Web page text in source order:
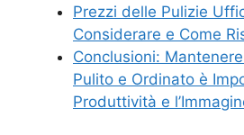
Prezzi delle Pulizie
Considerare e Come
Conclusioni:
Pulito e Ordinato è
Produttività e